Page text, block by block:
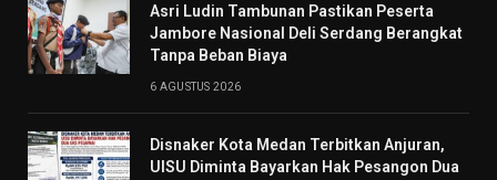
Asri Ludin Tambunan Pastikan Peserta
Jambore Nasional Deli Serdang Berangkat
Tanpa Beban Biaya
6 AGUSTUS 2026
Disnaker Kota Medan Terbitkan Anjuran,
UISU Diminta Bayarkan Hak Pesangon Dua